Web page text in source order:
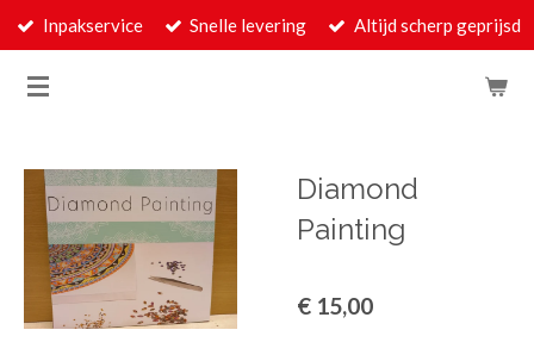
Ga
naar
Inpakservice Snelle levering Altijd scherp geprijsd
Diamond
Painting
€ 15,00